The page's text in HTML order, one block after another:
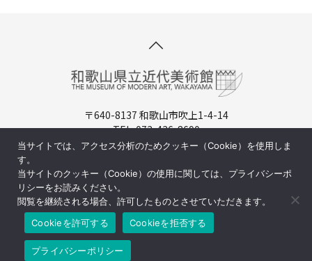
〒640-8137 和歌山市吹上1-4-14
TEL. 073-436-8690
開館時間：9:30-17:00（入場は16:30まで）
周辺マップ／交通アクセス
©和歌山県立近代美術館
当サイトでは、アクセス分析のためクッキー（Cookie）を使用しま
す。
当サイトのクッキー（Cookie）の使用に関しては、プライバシーポ
リシーをお読みください。
閲覧を継続される場合、許可したものとさせていただきます。
Cookieを許可する
Cookieを拒否する
プライバシーポリシー